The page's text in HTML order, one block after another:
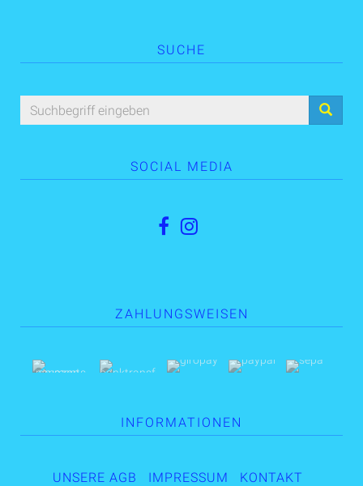
SUCHE
SOCIAL MEDIA
ZAHLUNGSWEISEN
INFORMATIONEN
UNSERE AGB IMPRESSUM KONTAKT